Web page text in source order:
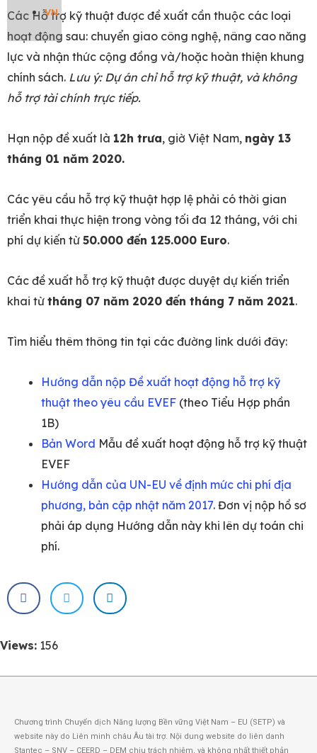
VN
Các Hỗ trợ kỹ thuật được đề xuất cần thuộc các loại
hoạt động sau: chuyển giao công nghệ, nâng cao năng
lực và nhận thức cộng đồng và/hoặc hoàn thiện khung
chính sách. Lưu ý: Dự án chỉ hỗ trợ kỹ thuật, và không
hỗ trợ tài chính trực tiếp.
Hạn nộp đề xuất là 12h trưa, giờ Việt Nam, ngày 13
tháng 01 năm 2020.
Các yêu cầu hỗ trợ kỹ thuật hợp lệ phải có thời gian
triển khai thực hiện trong vòng tối đa 12 tháng, với chi
phí dự kiến từ 50.000 đến 125.000 Euro.
Các đề xuất hỗ trợ kỹ thuật được duyệt dự kiến triển
khai từ tháng 07 năm 2020 đến tháng 7 năm 2021.
Tìm hiểu thêm thông tin tại các đường link dưới đây:
Hướng dẫn nộp Đề xuất hoạt động hỗ trợ kỹ
thuật theo yêu cầu EVEF (theo Tiểu Hợp phần
1B)
Bản Word Mẫu đề xuất hoạt động hỗ trợ kỹ thuật
EVEF
Hướng dẫn của UN-EU về định mức chi phí địa
phương, bản cập nhật năm 2017. Đơn vị nộp hồ sơ
phải áp dụng Hướng dẫn này khi lên dự toán chi
phí.
Views: 156
Chương trình Chuyển dịch Năng lượng Bền vững Việt Nam – EU (SETP) và
website này do Liên minh châu Âu tài trợ. Nội dung website do liên danh
Stantec – SNV – CEERD – DEM chịu trách nhiệm, và không nhất thiết phản